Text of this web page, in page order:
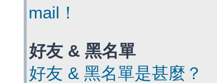
mail！
好友 & 黑名單
好友 & 黑名單是甚麼？